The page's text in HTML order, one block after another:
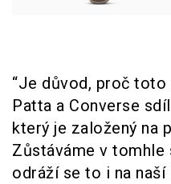
“Je důvod, proč
Patta a Converse
který je založený na
Zůstáváme v tomhle
odráží se to i na